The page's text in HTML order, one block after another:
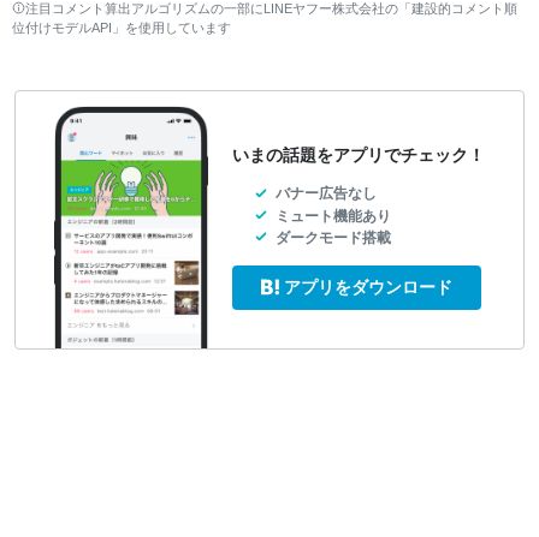
注目コメント算出アルゴリズムの一部にLINEヤフー株式会社の「建設的コメント順
位付けモデルAPI」を使用しています
いまの話題をアプリでチェック！
バナー広告なし
ミュート機能あり
ダークモード搭載
アプリをダウンロード